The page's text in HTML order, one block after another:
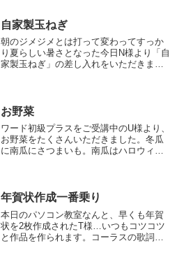
自家製玉ねぎ
朝のジメジメとは打って変わってすっか
り夏らしい暑さとなった今日N様より「自
家製玉ねぎ」の差し入れをいただきまし
ました。
お野菜
ワード初級プラスをご受講中のU様より、
お野菜をたくさんいただきました。冬瓜
に南瓜にさつまいも。南瓜はハロウィン
ワードに慣れてこられ...
年賀状作成一番乗り
本日のパソコン教室なんと、早くも年賀
状を2枚作成されたT様…いつもコツコツ
と作品を作られます。コーラスの歌詞